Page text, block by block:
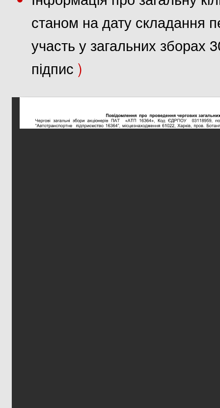
станом на дату складання
участь у загальних
підпис )